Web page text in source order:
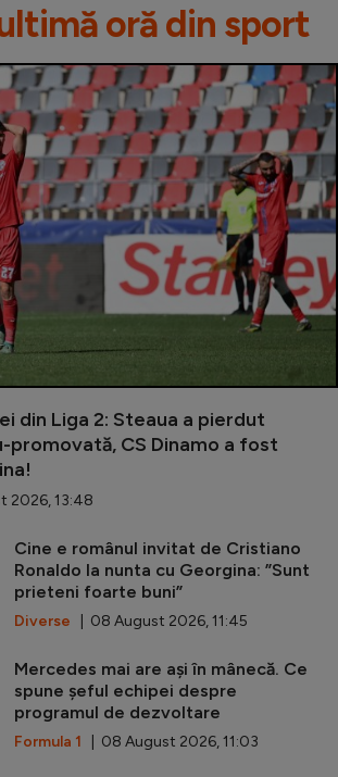
oră din sport
din Liga 2: Steaua a pierdut
promovată, CS Dinamo a fost
2026, 13:48
Cine e românul invitat de Cristiano
Ronaldo la nunta cu Georgina: ”Sunt
prieteni foarte buni”
Diverse | 08 August 2026, 11:45
Mercedes mai are ași în mânecă. Ce
spune șeful echipei despre
programul de dezvoltare
Formula 1 | 08 August 2026, 11:03